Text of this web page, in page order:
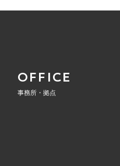
OFFICE
事務所・拠点